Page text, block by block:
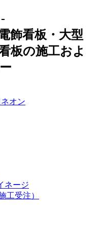
飾看板・大型
板の施工およ
ネージ
工受注）